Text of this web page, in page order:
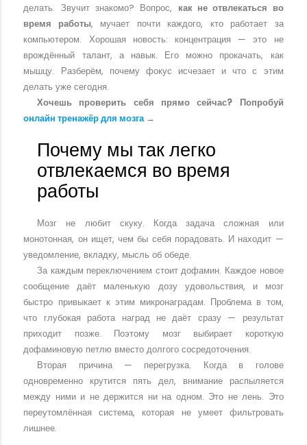
делать. Звучит знакомо? Вопрос, как не отвлекаться во
время работы, мучает почти каждого, кто работает за
компьютером. Хорошая новость: концентрация — это не
врождённый талант, а навык. Его можно прокачать, как
мышцу. Разберём, почему фокус исчезает и что с этим
делать уже сегодня.
Хочешь проверить себя прямо сейчас? Попробуй
онлайн тренажёр для мозга→
Почему мы так легко
отвлекаемся во время
работы
Мозг не любит скуку. Когда задача сложная или
монотонная, он ищет, чем бы себя порадовать. И находит —
уведомление, вкладку, мысль об обеде.
За каждым переключением стоит дофамин. Каждое новое
сообщение даёт маленькую дозу удовольствия, и мозг
быстро привыкает к этим микронаградам. Проблема в том,
что глубокая работа наград не даёт сразу — результат
приходит позже. Поэтому мозг выбирает короткую
дофаминовую петлю вместо долгого сосредоточения.
Вторая причина — перегрузка. Когда в голове
одновременно крутится пять дел, внимание распыляется
между ними и не держится ни на одном. Это не лень. Это
переутомлённая система, которая не умеет фильтровать
лишнее.